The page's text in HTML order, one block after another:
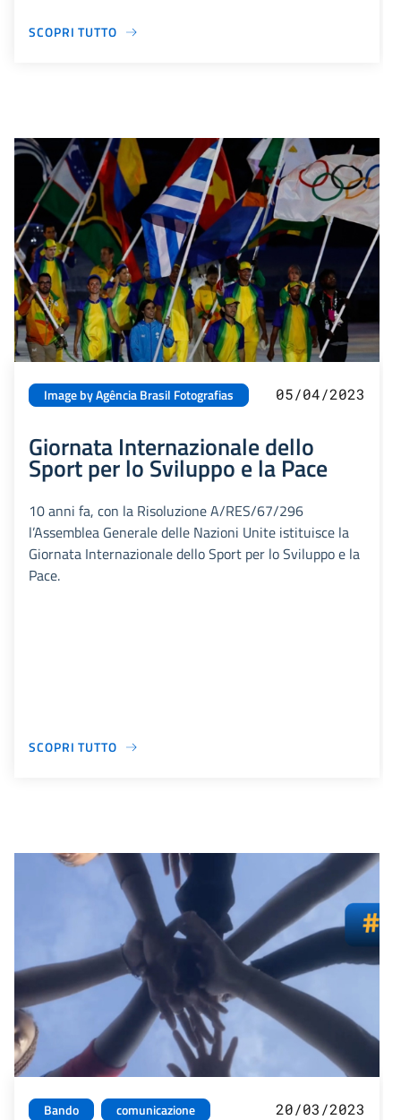
SCOPRI TUTTO
Image by Agência Brasil Fotografias 05/04/2023
Giornata Internazionale dello
Sport per lo Sviluppo e la Pace
10 anni fa, con la Risoluzione A/RES/67/296
l’Assemblea Generale delle Nazioni Unite istituisce la
Giornata Internazionale dello Sport per lo Sviluppo e la
Pace.
SCOPRI TUTTO
Bando comunicazione 20/03/2023